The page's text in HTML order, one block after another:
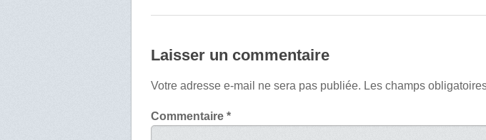
Laisser un commentaire
Votre adresse e-mail ne sera pas publiée. Les champs
Commentaire*